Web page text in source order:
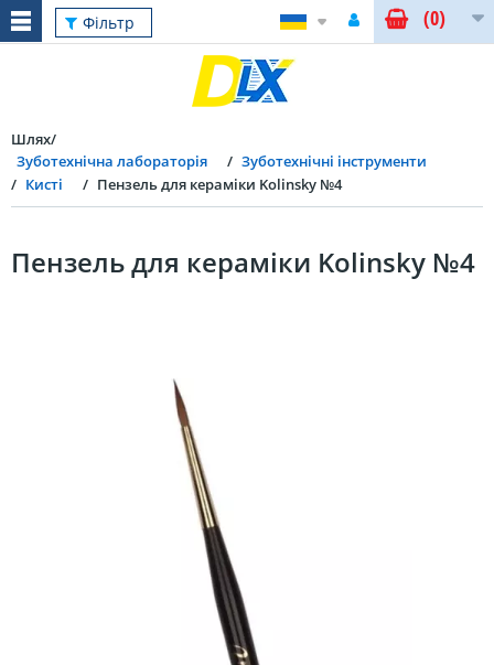
Фільтр (0)
Шлях
Зуботехнічна лабораторія
Зуботехнічні інструменти
Кисті
Пензель для кераміки Kolinsky №4
Пензель для кераміки Kolinsky №4